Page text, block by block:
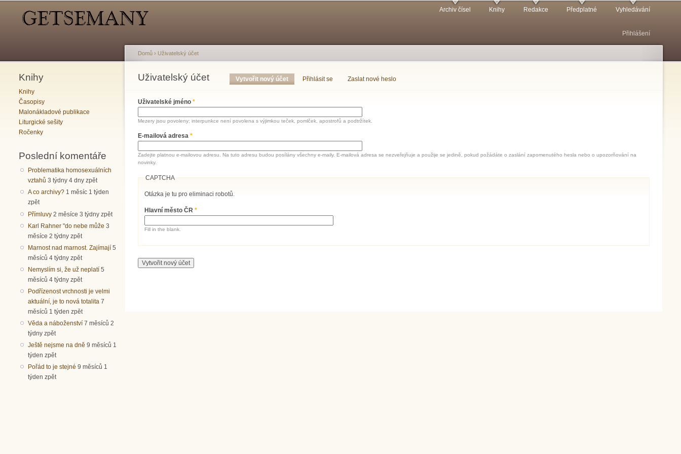
Archiv čísel Knihy Redakce Předplatné Vyhledávání
Přihlášení
Knihy
Knihy
Časopisy
Malonákladové publikace
Liturgické sešity
Ročenky
Poslední komentáře
Problematika homosexuálních
vztahů 3 týdny 4 dny zpět
A co archivy? 1 měsíc 1 týden
zpět
Přímluvy 2 měsíce 3 týdny zpět
Karl Rahner "do nebe může 3
měsíce 2 týdny zpět
Marnost nad marnost. Zajímají 5
měsíců 4 týdny zpět
Nemyslím si, že už neplatí 5
měsíců 4 týdny zpět
Podřízenost vrchnosti je velmi
aktuální, je to nová totalita 7
měsíců 1 týden zpět
Věda a náboženství 7 měsíců 2
týdny zpět
Ještě nejsme na dně 9 měsíců 1
týden zpět
Pořád to je stejné 9 měsíců 1
týden zpět
Jste zde
Domů › Uživatelský účet
Uživatelský účet
Hlavní záložky Vytvořit nový účet (aktivní záložka)
Přihlásit se Zaslat nové heslo
Uživatelské jméno *
Mezery jsou povoleny; interpunkce není povolena s výjimkou teček, pomlček, apostrofů a podtržítek.
E-mailová adresa *
Zadejte platnou e-mailovou adresu. Na tuto adresu budou posílány všechny e-maily. E-mailová adresa se nezveřejňuje a použije se jedině, pokud požádáte o zaslání zapomenutého hesla nebo o upozorňování na
novinky.
CAPTCHA
Otázka je tu pro eliminaci robotů.
Hlavní město ČR*
Fill in the blank.